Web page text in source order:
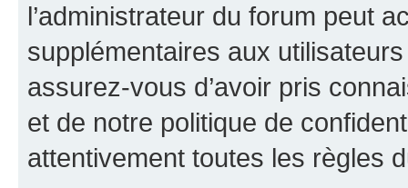
l’administrateur du forum peut
supplémentaires aux
assurez-vous d’avoir pris
et de notre politique de
attentivement toutes les règles